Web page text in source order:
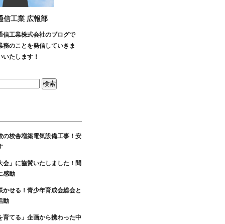
信工業 広報部
信工業株式会社のブログで
務のことを発信していきま
たします！
の校舎増築電気設備工事！安
会」に協賛いたしました！間
感動
かせる！青少年育成会総会と
動
育てる」企画から携わった中